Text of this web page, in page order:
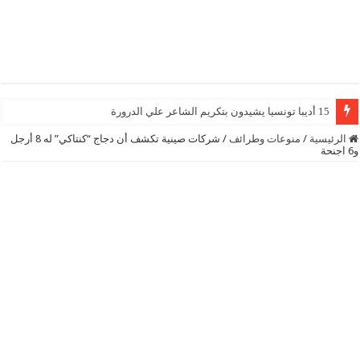
15 أديبا تونسيا يشيدون بتكريم الشاعر علي الدرورة
الرئيسية / منوعات وطرائف /
شركات صينية تكشف أن دجاج “كنتاكي” له 8 أرجل
و6 اجنحة